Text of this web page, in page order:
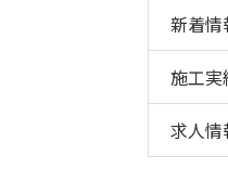
新着情
施工実
求人情